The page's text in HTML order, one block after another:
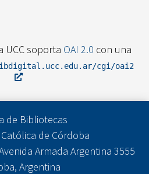
UCC soporta OAI 2.0 con una
cgi/oai2
de Bibliotecas
de Córdoba
Armada Argentina 3555
Argentina